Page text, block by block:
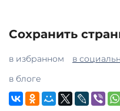
Сохранить
в избранном в
в блоге